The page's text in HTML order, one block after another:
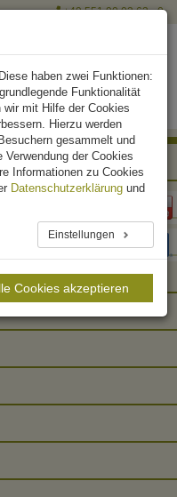
+49 551 90 03 63 - 0
haben zwei Funktionen:
Funktionalität
mit Hilfe der Cookies
Hierzu werden
gesammelt und
der Cookies
Informationen zu Cookies
Datenschutzerklärung und
Einstellungen
Cookies akzeptieren